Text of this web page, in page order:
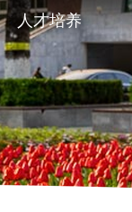
人才培养